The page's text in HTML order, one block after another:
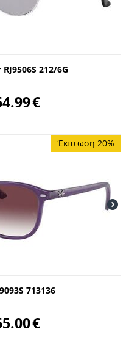
212/6G
€
Έκπτωση 20%
713136
€